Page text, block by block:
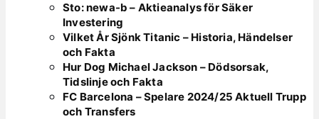
Sto: newa-b – Aktieanalys för Säker
Investering
Vilket År Sjönk Titanic – Historia, Händelser
och Fakta
Hur Dog Michael Jackson – Dödsorsak,
Tidslinje och Fakta
FC Barcelona – Spelare 2024/25 Aktuell Trupp
och Transfers